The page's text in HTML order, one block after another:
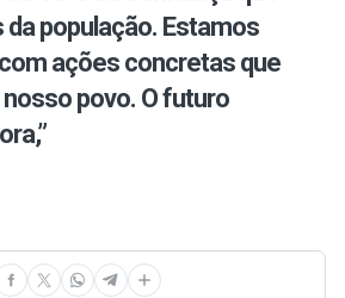
população. Estamos
ações concretas que
povo. O futuro